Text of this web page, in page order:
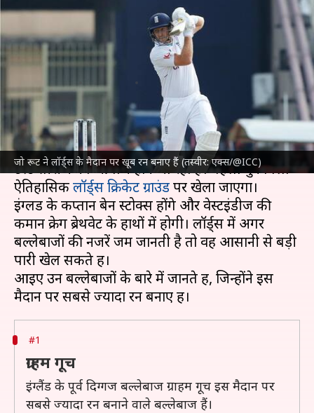
जो रूट ने लॉर्ड्स के मैदान पर खूब रन बनाए हैं (तस्वीर: एक्स/@ICC)
इंग्लैंड बनाम वेस्टइंडीज, टेस्ट सीरीज:
लॉर्ड्स क्रिकेट ग्राउंड पर सबसे ज्यादा
रन बनाने वाले बल्लेबाज
आदर्श कुमार 07:18 am
क्या है खबर?
इंग्लैंड क्रिकेट टीमऔर वेस्टइंडीज के बीच 10 जुलाई से
टेस्ट सीरीज का आगाज होने जा रहा है। पहला मुकाबला
ऐतिहासिकलॉर्ड्स क्रिकेट ग्राउंडपर खेला जाएगा।
इंग्लैंड के कप्तान बेन स्टोक्स होंगे और वेस्टइंडीज की
कमान क्रेग ब्रेथवेट के हाथों में होगी। लॉर्ड्स में अगर
बल्लेबाजों की नजरें जम जानती है तो वह आसानी से बड़ी
पारी खेल सकते हैं।
आइए उन बल्लेबाजों के बारे में जानते हैं, जिन्होंने इस
#1
ग्राहम गूच
इंग्लैंड के पूर्व दिग्गज बल्लेबाज ग्राहम गूच इस मैदान पर
सबसे ज्यादा रन बनाने वाले बल्लेबाज हैं।